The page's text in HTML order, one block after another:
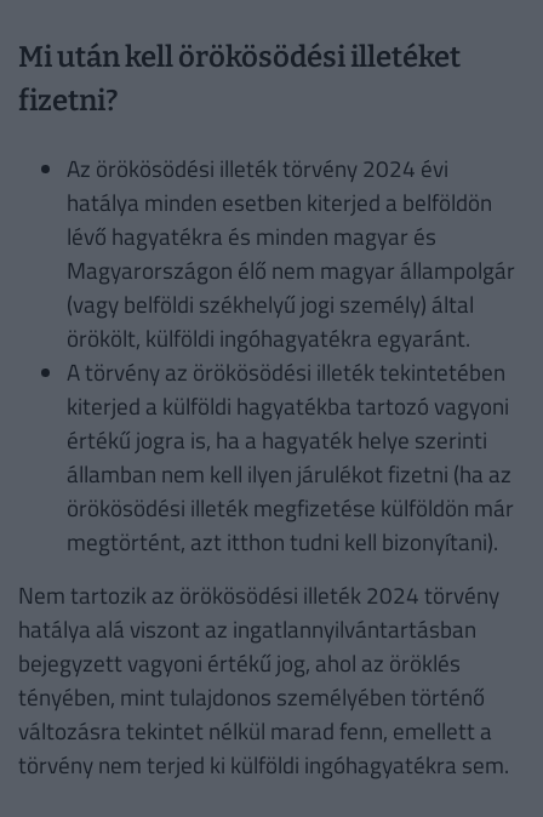
Mi után kell örökösödési illetéket
fizetni?
Az örökösödési illeték törvény 2024 évi
hatálya minden esetben kiterjed a belföldön
lévő hagyatékra és minden magyar és
Magyarországon élő nem magyar állampolgár
(vagy belföldi székhelyű jogi személy) által
örökölt, külföldi ingóhagyatékra egyaránt.
A törvény az örökösödési illeték tekintetében
kiterjed a külföldi hagyatékba tartozó vagyoni
értékű jogra is, ha a hagyaték helye szerinti
államban nem kell ilyen járulékot fizetni (ha az
örökösödési illeték megfizetése külföldön már
megtörtént, azt itthon tudni kell bizonyítani).
Nem tartozik az örökösödési illeték 2024 törvény
hatálya alá viszont az ingatlannyilvántartásban
bejegyzett vagyoni értékű jog, ahol az öröklés
tényében, mint tulajdonos személyében történő
változásra tekintet nélkül marad fenn, emellett a
törvény nem terjed ki külföldi ingóhagyatékra sem.